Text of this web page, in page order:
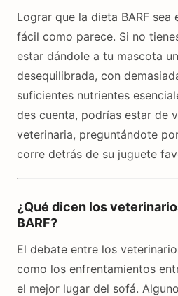
Lograr que la dieta BARF sea
fácil como parece. Si no
estar dándole a tu mascota
desequilibrada, con
suficientes nutrientes
des cuenta, podrías estar de
veterinaria, preguntándote
corre detrás de su juguete
¿Qué dicen los
BARF?
El debate entre los
como los enfrentamientos
el mejor lugar del sofá.